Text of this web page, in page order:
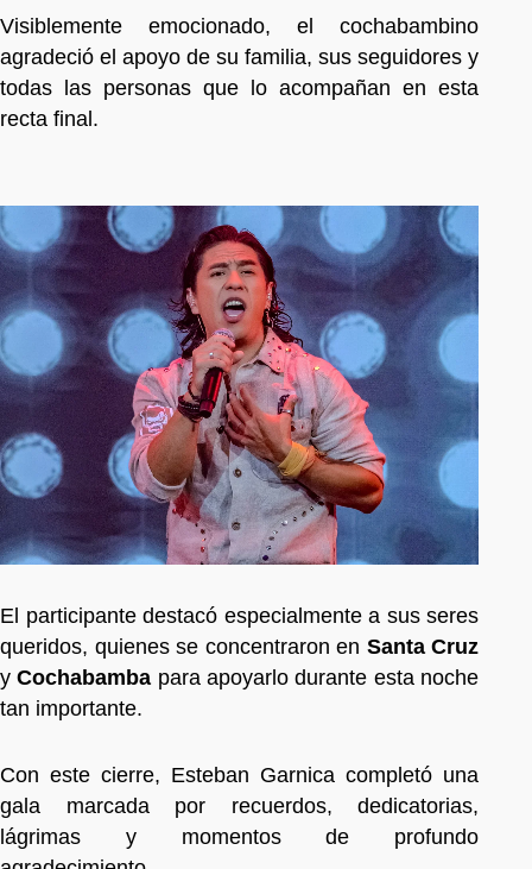
Visiblemente emocionado, el cochabambino
agradeció el apoyo de su familia, sus seguidores y
todas las personas que lo acompañan en esta
recta final.
El participante destacó especialmente a sus seres
queridos, quienes se concentraron en Santa Cruz
yCochabamba para apoyarlo durante esta noche
tan importante.
Con este cierre, Esteban Garnica completó una
gala marcada por recuerdos, dedicatorias,
lágrimas y momentos de profundo